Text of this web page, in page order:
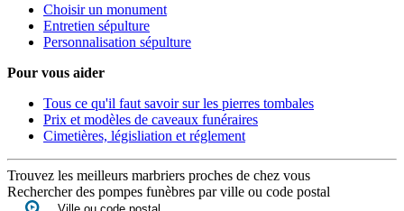
Choisir un monument
Entretien sépulture
Personnalisation sépulture
Pour vous aider
Tous ce qu'il faut savoir sur les pierres tombales
Prix et modèles de caveaux funéraires
Cimetières, législiation et réglement
Trouvez les meilleurs marbriers proches de chez vous
Rechercher des pompes funèbres par ville ou code postal